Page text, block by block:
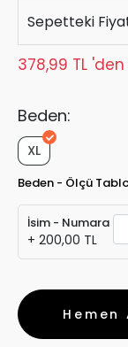
Sepetteki
378,99 TL
Beden:
XL
Beden - Ölçü
İsim - Numara
+ 200,00 TL
Hemen